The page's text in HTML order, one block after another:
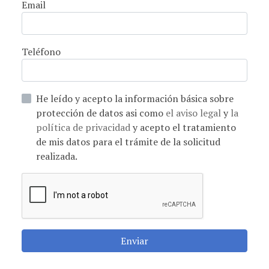
Email
Teléfono
He leído y acepto la información básica sobre
protección de datos asi como el aviso legaly la
política de privacidady acepto el tratamiento
de mis datos para el trámite de la solicitud
realizada.
Enviar